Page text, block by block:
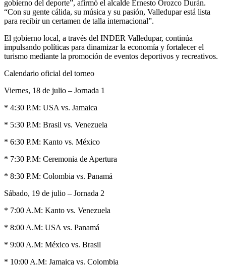
gobierno del deporte”, afirmó el alcalde Ernesto Orozco Durán.
“Con su gente cálida, su música y su pasión, Valledupar está lista
para recibir un certamen de talla internacional”.
El gobierno local, a través del INDER Valledupar, continúa
impulsando políticas para dinamizar la economía y fortalecer el
turismo mediante la promoción de eventos deportivos y recreativos.
Calendario oficial del torneo
Viernes, 18 de julio – Jornada 1
* 4:30 P.M: USA vs. Jamaica
* 5:30 P.M: Brasil vs. Venezuela
* 6:30 P.M: Kanto vs. México
* 7:30 P.M: Ceremonia de Apertura
* 8:30 P.M: Colombia vs. Panamá
Sábado, 19 de julio – Jornada 2
* 7:00 A.M: Kanto vs. Venezuela
* 8:00 A.M: USA vs. Panamá
* 9:00 A.M: México vs. Brasil
* 10:00 A.M: Jamaica vs. Colombia